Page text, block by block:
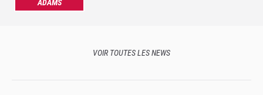
ADAMS
VOIR TOUTES LES NEWS